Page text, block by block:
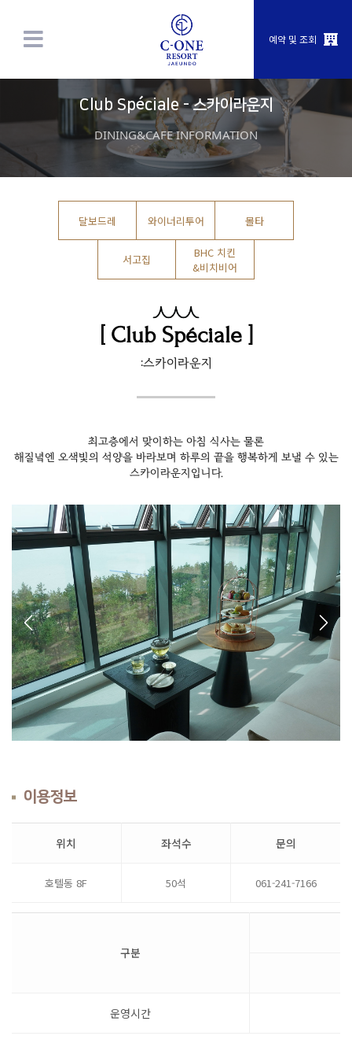
예약 및 조회
Club Spéciale - 스카이라운지
DINING&CAFE INFORMATION
달보드레 와이너리투어 몰타
서고집
BHC 치킨
&비치비어
[ Club Spéciale ]
:스카이라운지
최고층에서 맞이하는 아침 식사는 물론
해질녘엔 오색빛의 석양을 바라보며 하루의 끝을 행복하게 보낼 수 있는
스카이라운지입니다.
Previous Next
이용정보
위치 좌석수 문의
호텔동 8F 50석 061-241-7166
구분
운영시간